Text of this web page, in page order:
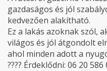
gazdaságos és jól
kedvezően alakítható.
Ez a lakás azoknak szól,
világos és jól átgondolt
ahol minden adott a
???? Érdeklődni: 06 20